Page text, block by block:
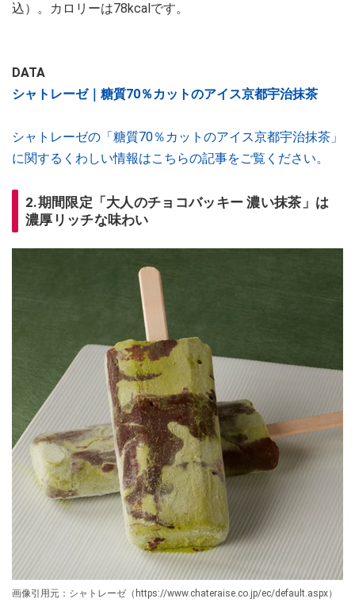
込）。カロリーは78kcalです。
DATA
シャトレーゼ｜糖質70％カットのアイス京都宇治抹茶
シャトレーゼの「糖質70％カットのアイス京都宇治抹茶」
に関するくわしい情報はこちらの記事をご覧ください。
2.期間限定「大人のチョコバッキー 濃い抹茶」は
濃厚リッチな味わい
画像引用元：シャトレーゼ（https://www.chateraise.co.jp/ec/default.aspx）